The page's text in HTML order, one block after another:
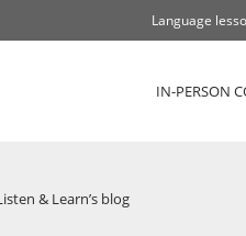
Language
IN-PERSON
& Learn’s blog